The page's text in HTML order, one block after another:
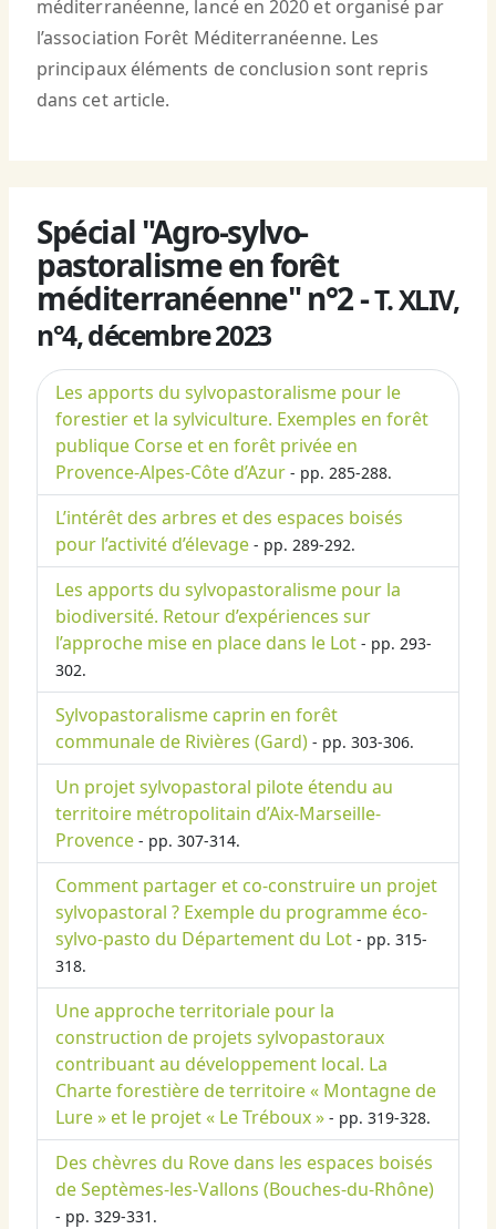
méditerranéenne, lancé en 2020 et organisé par
l’association Forêt Méditerranéenne. Les
principaux éléments de conclusion sont repris
dans cet article.
Spécial "Agro-sylvo-
pastoralisme en forêt
méditerranéenne" n°2 -T. XLIV,
n°4, décembre 2023
Les apports du sylvopastoralisme pour le
forestier et la sylviculture. Exemples en forêt
publique Corse et en forêt privée en
Provence-Alpes-Côte d’Azur - pp. 285-288.
L’intérêt des arbres et des espaces boisés
pour l’activité d’élevage - pp. 289-292.
Les apports du sylvopastoralisme pour la
biodiversité. Retour d’expériences sur
l’approche mise en place dans le Lot - pp. 293-
302.
Sylvopastoralisme caprin en forêt
communale de Rivières (Gard) - pp. 303-306.
Un projet sylvopastoral pilote étendu au
territoire métropolitain d’Aix-Marseille-
Provence - pp. 307-314.
Comment partager et co-construire un projet
sylvopastoral ? Exemple du programme éco-
sylvo-pasto du Département du Lot - pp. 315-
318.
Une approche territoriale pour la
construction de projets sylvopastoraux
contribuant au développement local. La
Charte forestière de territoire « Montagne de
Lure » et le projet « Le Tréboux » - pp. 319-328.
Des chèvres du Rove dans les espaces boisés
de Septèmes-les-Vallons (Bouches-du-Rhône)
- pp. 329-331.